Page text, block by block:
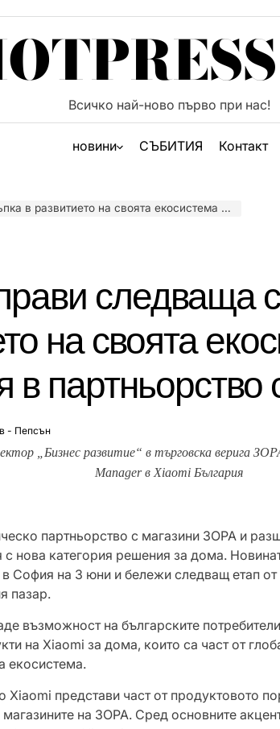
Всичко най-ново първо при нас!
новини СЪБИТИЯ Контакт
на своята екосистема в България в партньорство със ЗОРА
следваща
на своята
в
- Пепсън
„Бизнес развитие“ в търговска верига
Manager в Xiaomi България
партньорство с магазини ЗОРА и
с нова категория решения за дома.
София на 3 юни и бележи следващ етап от
пазар.
възможност на българските
на Xiaomi за дома, които са част от
екосистема.
Xiaomi представи част от продуктовото
на ЗОРА. Сред основните